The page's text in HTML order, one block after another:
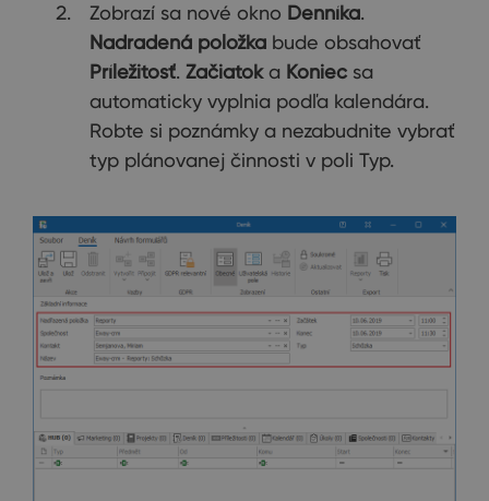
Zobrazí sa nové okno Denníka.
Nadradená položka bude obsahovať
Príležitosť. Začiatoka Koniec sa
automaticky vyplnia podľa kalendára.
Robte si poznámky a nezabudnite vybrať
typ plánovanej činnosti v poli Typ.